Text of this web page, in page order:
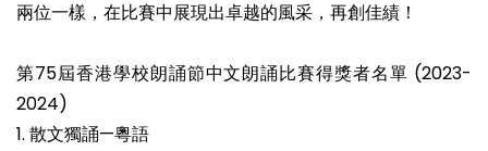
兩位一樣，在比賽中展現出卓越的風采，再創佳績！
第75屆香港學校朗誦節中文朗誦比賽得獎者名單 (2023-
2024)
1. 散文獨誦—粵語